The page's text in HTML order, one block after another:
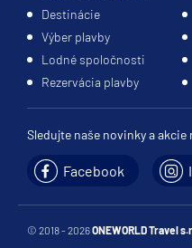
Destinácie
Výber plavby
Lodné spoločnosti
Rezervácia plavby
Sledujte naše novinky a
Facebook
© 2018 - 2026ONEWORLD Travel